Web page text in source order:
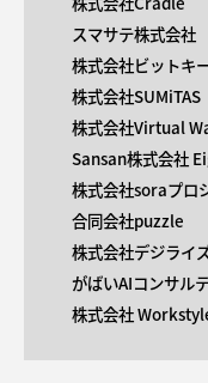
スマサテ株式会社
株式会社ビットキ
株式会社SUMiTAS
株式会社Virtual
Sansan株式会社
株式会社soraプロ
合同会社puzzle
株式会社デジライ
がばいAIコンサル
株式会社